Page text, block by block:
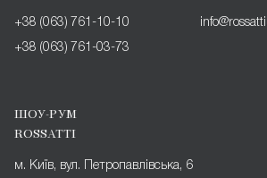
+38 (063) 761-10-10
+38 (063) 761-03-73
ШОУ-РУМ
ROSSATTI
м. Київ, вул. Петропавлівська, 6